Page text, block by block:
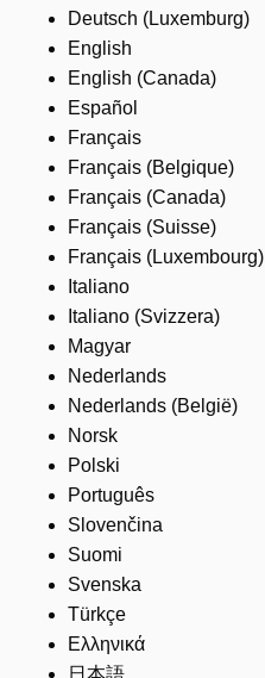
Deutsch (Luxemburg)
English
English (Canada)
Español
Français
Français (Belgique)
Français (Canada)
Français (Suisse)
Français (Luxembourg)
Italiano
Italiano (Svizzera)
Magyar
Nederlands
Nederlands (België)
Norsk
Polski
Português
Slovenčina
Suomi
Svenska
Türkçe
Ελληνικά
日本語